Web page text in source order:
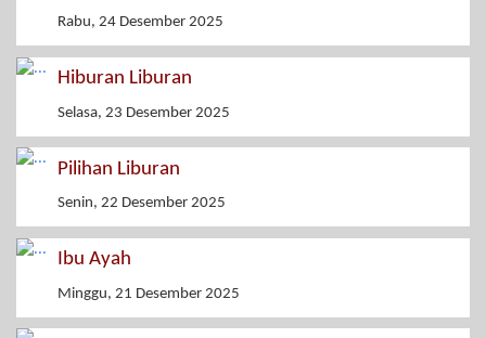
Rabu, 24 Desember 2025
Hiburan Liburan
Selasa, 23 Desember 2025
Pilihan Liburan
Senin, 22 Desember 2025
Ibu Ayah
Minggu, 21 Desember 2025